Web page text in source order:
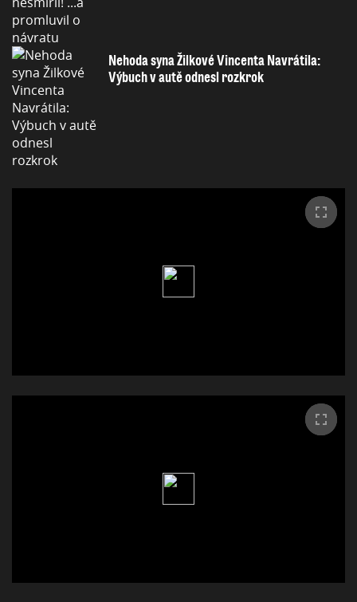
Nehoda syna Žilkové Vincenta Navrátila:
Výbuch v autě odnesl rozkrok